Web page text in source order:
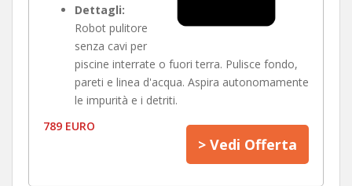
Dettagli:
Robot pulitore
senza cavi per
piscine interrate o fuori terra. Pulisce fondo,
pareti e linea d'acqua. Aspira autonomamente
le impurità e i detriti.
789 EURO
> Vedi Offerta